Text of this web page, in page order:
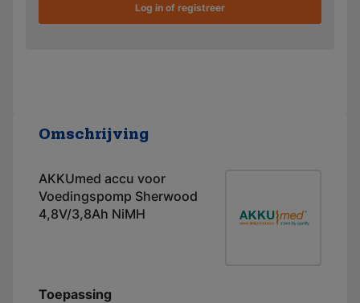
Log in of registreer
Omschrijving
AKKUmed accu voor
Voedingspomp Sherwood
4,8V/3,8Ah NiMH
Toepassing